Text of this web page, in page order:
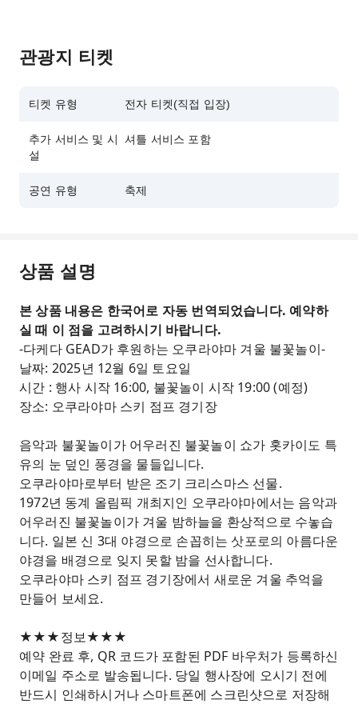
관광지 티켓
티켓 유형 전자 티켓(직접 입장)
추가 서비스 및 시
설
셔틀 서비스 포함
공연 유형 축제
상품 설명
본 상품 내용은 한국어로 자동 번역되었습니다. 예약하
실 때 이 점을 고려하시기 바랍니다.
-다케다 GEAD가 후원하는 오쿠라야마 겨울 불꽃놀이-
날짜: 2025년 12월 6일 토요일
시간 : 행사 시작 16:00, 불꽃놀이 시작 19:00 (예정)
장소: 오쿠라야마 스키 점프 경기장
음악과 불꽃놀이가 어우러진 불꽃놀이 쇼가 홋카이도 특
유의 눈 덮인 풍경을 물들입니다.
오쿠라야마로부터 받은 조기 크리스마스 선물.
1972년 동계 올림픽 개최지인 오쿠라야마에서는 음악과
어우러진 불꽃놀이가 겨울 밤하늘을 환상적으로 수놓습
니다. 일본 신 3대 야경으로 손꼽히는 삿포로의 아름다운
야경을 배경으로 잊지 못할 밤을 선사합니다.
오쿠라야마 스키 점프 경기장에서 새로운 겨울 추억을
만들어 보세요.
★★★정보★★★
예약 완료 후, QR 코드가 포함된 PDF 바우처가 등록하신
이메일 주소로 발송됩니다. 당일 행사장에 오시기 전에
반드시 인쇄하시거나 스마트폰에 스크린샷으로 저장해